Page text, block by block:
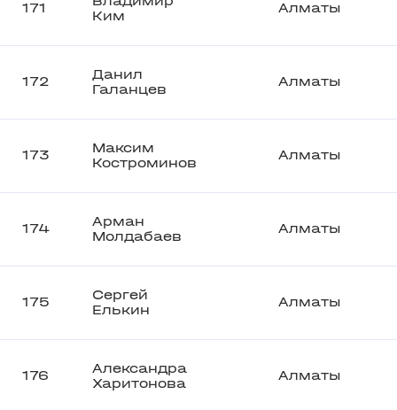
171
Ким
Алматы
172
Данил
Галанцев
Алматы
173
Максим
Костроминов
Алматы
174
Арман
Молдабаев
Алматы
175
Сергей
Елькин
Алматы
176
Александра
Харитонова
Алматы